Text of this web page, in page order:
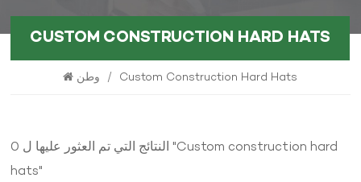
CUSTOM CONSTRUCTION HARD HATS
/ Custom Construction Hard Hats
0 النتائج التي تم العثور عليها ل "Custom construction hard
hats"